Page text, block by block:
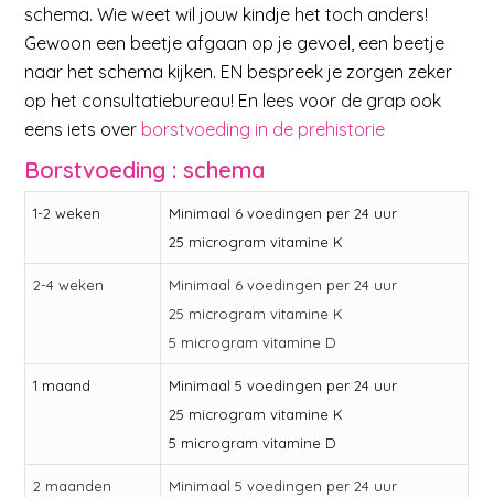
schema. Wie weet wil jouw kindje het toch anders!
Gewoon een beetje afgaan op je gevoel, een beetje
naar het schema kijken. EN bespreek je zorgen zeker
op het consultatiebureau! En lees voor de grap ook
eens iets over borstvoeding in de prehistorie
Borstvoeding : schema
1-2 weken
Minimaal 6 voedingen per 24 uur
25 microgram vitamine K
2-4 weken
Minimaal 6 voedingen per 24 uur
25 microgram vitamine K
5 microgram vitamine D
1 maand
Minimaal 5 voedingen per 24 uur
25 microgram vitamine K
5 microgram vitamine D
2 maanden
Minimaal 5 voedingen per 24 uur